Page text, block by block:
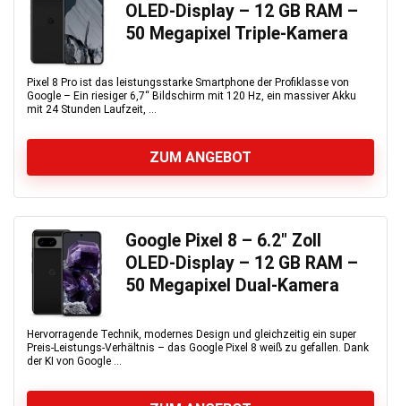
OLED-Display – 12 GB RAM –
50 Megapixel Triple-Kamera
Pixel 8 Pro ist das leistungsstarke Smartphone der Profiklasse von
Google – Ein riesiger 6,7“ Bildschirm mit 120 Hz, ein massiver Akku
mit 24 Stunden Laufzeit, ...
ZUM ANGEBOT
Google Pixel 8 – 6.2″ Zoll
OLED-Display – 12 GB RAM –
50 Megapixel Dual-Kamera
Hervorragende Technik, modernes Design und gleichzeitig ein super
Preis-Leistungs-Verhältnis – das Google Pixel 8 weiß zu gefallen. Dank
der KI von Google ...